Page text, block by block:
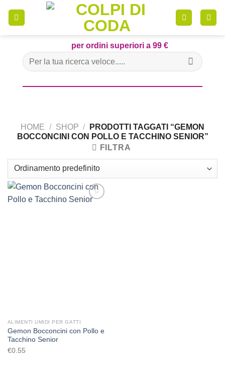
per ordini superiori a 99 €
Cerca:
HOME / SHOP /
PRODOTTI TAGGATI “GEMON
BOCCONCINI CON POLLO E TACCHINO SENIOR”
FILTRA
ALIMENTI UMIDI PER GATTI
Gemon Bocconcini con Pollo e
Tacchino Senior
€0.55